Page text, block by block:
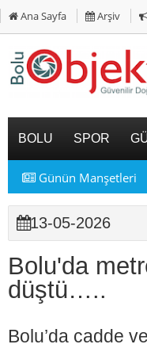
Ana Sayfa Arşiv
BOLU SPOR
Günün Manşetleri
13-05-2026
Bolu'da
düştü…..
Bolu’da cadde